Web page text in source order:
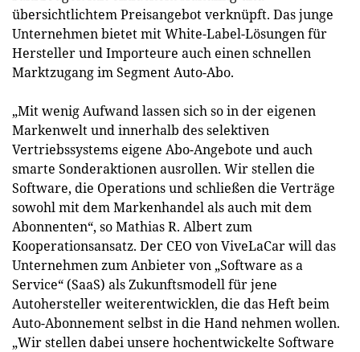
übersichtlichtem Preisangebot verknüpft. Das junge
Unternehmen bietet mit White-Label-Lösungen für
Hersteller und Importeure auch einen schnellen
Marktzugang im Segment Auto-Abo.
„Mit wenig Aufwand lassen sich so in der eigenen
Markenwelt und innerhalb des selektiven
Vertriebssystems eigene Abo-Angebote und auch
smarte Sonderaktionen ausrollen. Wir stellen die
Software, die Operations und schließen die Verträge
sowohl mit dem Markenhandel als auch mit dem
Abonnenten“, so Mathias R. Albert zum
Kooperationsansatz. Der CEO von ViveLaCar will das
Unternehmen zum Anbieter von „Software as a
Service“ (SaaS) als Zukunftsmodell für jene
Autohersteller weiterentwicklen, die das Heft beim
Auto-Abonnement selbst in die Hand nehmen wollen.
„Wir stellen dabei unsere hochentwickelte Software